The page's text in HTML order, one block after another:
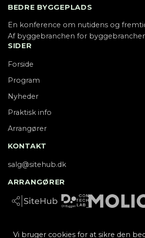
BEDRE BYGGEPLADS
En konference om nutidens og
Af byggebranchen for
SIDER
Forside
Program
Nyheder
Praktisk info
Arrangører
KONTAKT
salg@sitehub.dk
ARRANGØRER
Vi bruger cookies for at sikre den